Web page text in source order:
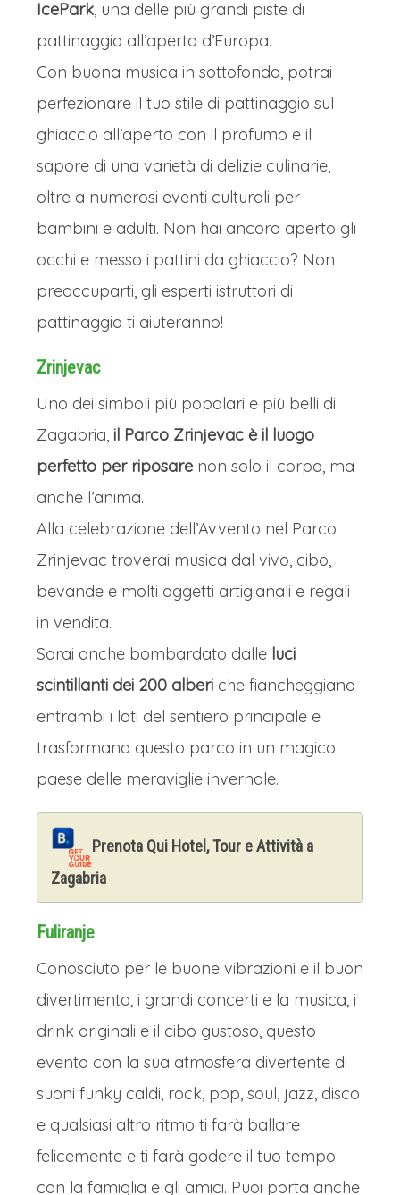
IcePark, una delle più grandi piste di
pattinaggio all’aperto d’Europa.
Con buona musica in sottofondo, potrai
perfezionare il tuo stile di pattinaggio sul
ghiaccio all’aperto con il profumo e il
sapore di una varietà di delizie culinarie,
oltre a numerosi eventi culturali per
bambini e adulti. Non hai ancora aperto gli
occhi e messo i pattini da ghiaccio? Non
preoccuparti, gli esperti istruttori di
pattinaggio ti aiuteranno!
Zrinjevac
Uno dei simboli più popolari e più belli di
Zagabria, il Parco Zrinjevac è il luogo
perfetto per riposare non solo il corpo, ma
anche l’anima.
Alla celebrazione dell’Avvento nel Parco
Zrinjevac troverai musica dal vivo, cibo,
bevande e molti oggetti artigianali e regali
in vendita.
Sarai anche bombardato dalle luci
scintillanti dei 200 alberi che fiancheggiano
entrambi i lati del sentiero principale e
trasformano questo parco in un magico
paese delle meraviglie invernale.
Prenota Qui Hotel, Tour e Attività a
Zagabria
Fuliranje
Conosciuto per le buone vibrazioni e il buon
divertimento, i grandi concerti e la musica, i
drink originali e il cibo gustoso, questo
evento con la sua atmosfera divertente di
suoni funky caldi, rock, pop, soul, jazz, disco
e qualsiasi altro ritmo ti farà ballare
felicemente e ti farà godere il ​​tuo tempo
con la famiglia e gli amici. Puoi porta anche